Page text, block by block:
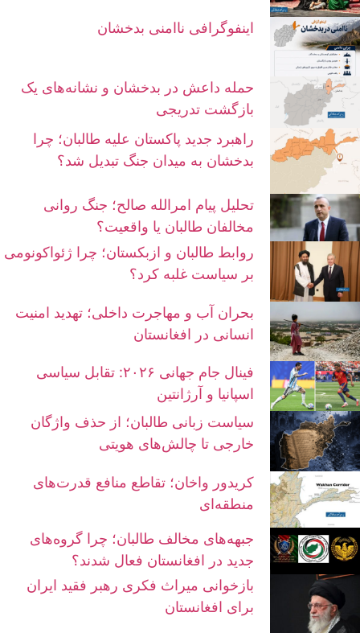
اینفوگرافی ناامنی بدخشان
حمله داعش در بدخشان و نشانه‌های یک
بازگشت تدریجی
راهبرد جدید پاکستان علیه طالبان؛ چرا
بدخشان به میدان جنگ تبدیل شد؟
تحلیل پیام امرالله صالح؛ جنگ روانی
مخالفان طالبان یا واقعیت؟
روابط طالبان و ازبکستان؛ چرا ژئواکونومی
بر سیاست غلبه کرد؟
بحران آب و مهاجرت داخلی؛ تهدید امنیت
انسانی در افغانستان
فینال جام جهانی ۲۰۲۶: تقابل سیاسی
اسپانیا و آرژانتین
سیاست زبانی طالبان؛ از حذف واژگان
خارجی تا چالش‌های هویتی
کریدور واخان؛ تقاطع منافع قدرت‌های
منطقه‌ای
جبهه‌های مخالف طالبان؛ چرا گروه‌های
جدید در افغانستان فعال شدند؟
بازخوانی میراث فکری رهبر فقید ایران
برای افغانستان